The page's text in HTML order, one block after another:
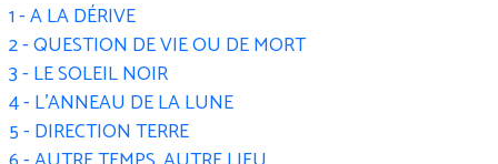
1 - A LA DÉRIVE
2 - QUESTION DE VIE OU DE MORT
3 - LE SOLEIL NOIR
4 - L'ANNEAU DE LA LUNE
5 - DIRECTION TERRE